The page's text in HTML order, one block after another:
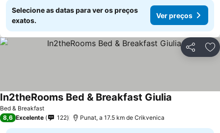
Selecione as datas para ver os preços
exatos.
Ver preços
Partilhar
Bed & Breakfast
In2theRooms Bed & Breakfast Giulia
8,6 Excelente 122 Punat, a 17.5 km de Crikvenica